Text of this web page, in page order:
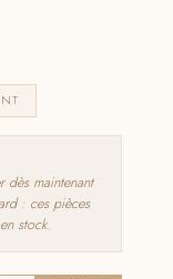
dès maintenant
: ces pièces
stock.